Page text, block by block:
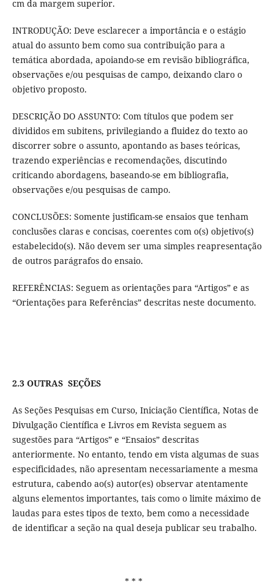
cm da margem superior.
INTRODUÇÃO: Deve esclarecer a importância e o estágio
atual do assunto bem como sua contribuição para a
temática abordada, apoiando-se em revisão bibliográfica,
observações e/ou pesquisas de campo, deixando claro o
objetivo proposto.
DESCRIÇÃO DO ASSUNTO: Com títulos que podem ser
divididos em subitens, privilegiando a fluidez do texto ao
discorrer sobre o assunto, apontando as bases teóricas,
trazendo experiências e recomendações, discutindo
criticando abordagens, baseando-se em bibliografia,
observações e/ou pesquisas de campo.
CONCLUSÕES: Somente justificam-se ensaios que tenham
conclusões claras e concisas, coerentes com o(s) objetivo(s)
estabelecido(s). Não devem ser uma simples reapresentação
de outros parágrafos do ensaio.
REFERÊNCIAS: Seguem as orientações para “Artigos” e as
“Orientações para Referências” descritas neste documento.
2.3 OUTRAS SEÇÕES
As Seções Pesquisas em Curso, Iniciação Científica, Notas de
Divulgação Científica e Livros em Revista seguem as
sugestões para “Artigos” e “Ensaios” descritas
anteriormente. No entanto, tendo em vista algumas de suas
especificidades, não apresentam necessariamente a mesma
estrutura, cabendo ao(s) autor(es) observar atentamente
alguns elementos importantes, tais como o limite máximo de
laudas para estes tipos de texto, bem como a necessidade
de identificar a seção na qual deseja publicar seu trabalho.
* * *